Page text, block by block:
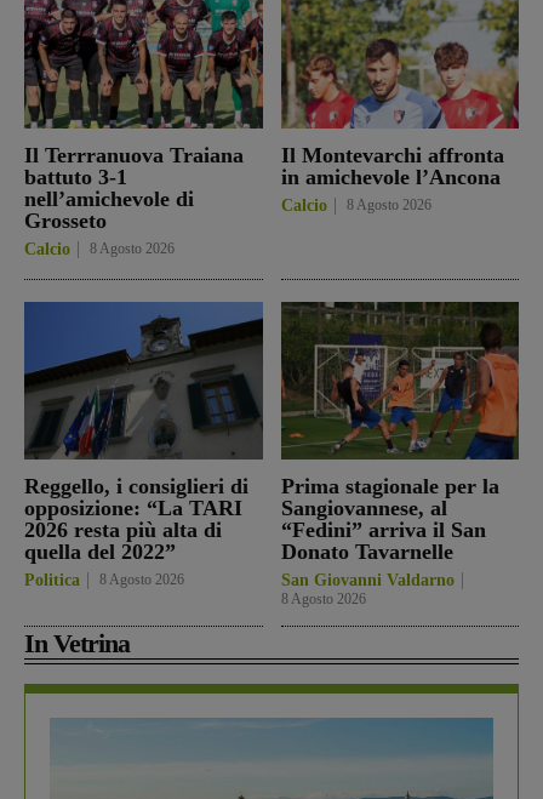
Il Terrranuova Traiana
battuto 3-1
nell’amichevole di
Grosseto
Calcio 8 Agosto 2026
Il Montevarchi affronta
in amichevole l’Ancona
Calcio 8 Agosto 2026
Reggello, i consiglieri di
opposizione: “La TARI
2026 resta più alta di
quella del 2022”
Politica 8 Agosto 2026
Prima stagionale per la
Sangiovannese, al
“Fedini” arriva il San
Donato Tavarnelle
San Giovanni Valdarno
8 Agosto 2026
In Vetrina